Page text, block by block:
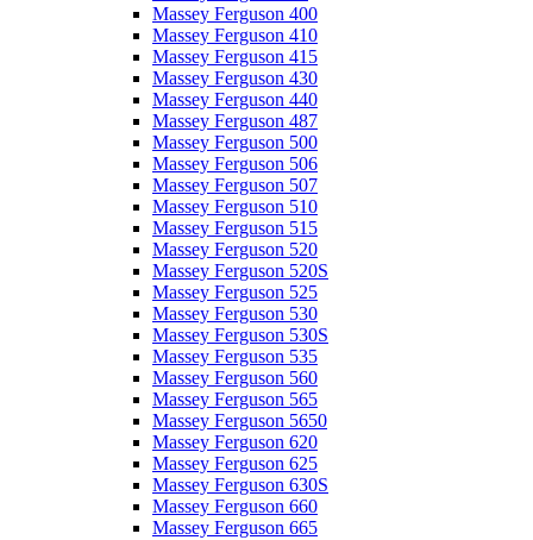
Massey Ferguson 400
Massey Ferguson 410
Massey Ferguson 415
Massey Ferguson 430
Massey Ferguson 440
Massey Ferguson 487
Massey Ferguson 500
Massey Ferguson 506
Massey Ferguson 507
Massey Ferguson 510
Massey Ferguson 515
Massey Ferguson 520
Massey Ferguson 520S
Massey Ferguson 525
Massey Ferguson 530
Massey Ferguson 530S
Massey Ferguson 535
Massey Ferguson 560
Massey Ferguson 565
Massey Ferguson 5650
Massey Ferguson 620
Massey Ferguson 625
Massey Ferguson 630S
Massey Ferguson 660
Massey Ferguson 665